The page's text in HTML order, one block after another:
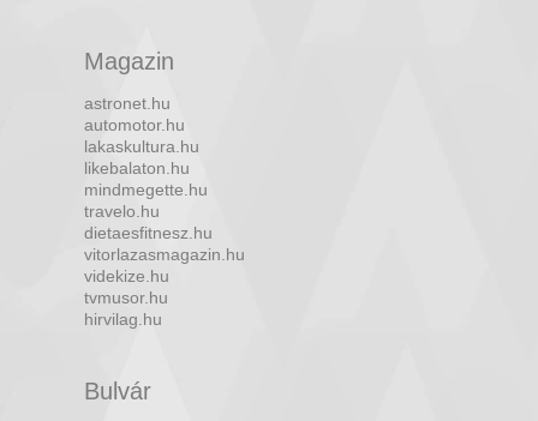
Magazin
astronet.hu
automotor.hu
lakaskultura.hu
likebalaton.hu
mindmegette.hu
travelo.hu
dietaesfitnesz.hu
vitorlazasmagazin.hu
videkize.hu
tvmusor.hu
hirvilag.hu
Bulvár